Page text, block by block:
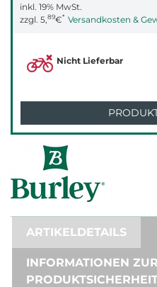
inkl. 19% MwSt.
zzgl. 5,89€* Versandkosten &
Nicht Lieferbar
ARTIKELDETAILS
INFORMATIONEN ZUR